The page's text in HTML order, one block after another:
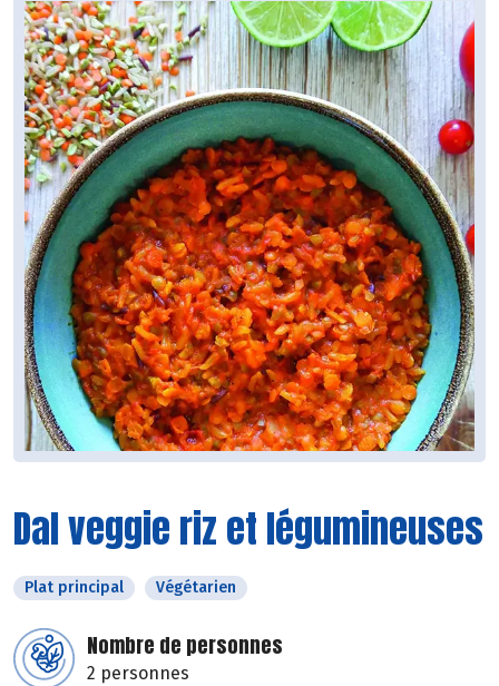
Dal veggie riz et légumineuses
Plat principal Végétarien
Nombre de personnes
2 personnes